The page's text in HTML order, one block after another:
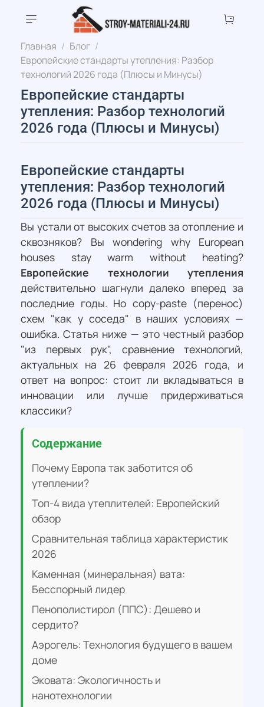
Главная
Блог
Европейские стандарты утепления: Разбор
технологий 2026 года (Плюсы и Минусы)
Европейские стандарты
утепления: Разбор технологий
2026 года (Плюсы и Минусы)
Европейские стандарты
утепления: Разбор технологий
2026 года (Плюсы и Минусы)
Вы устали от высоких счетов за отопление и
сквозняков? Вы wondering why European
houses stay warm without heating?
Европейские технологии утепления
действительно шагнули далеко вперед за
последние годы. Но copy-paste (перенос)
схем "как у соседа" в наших условиях —
ошибка. Статья ниже — это честный разбор
"из первых рук", сравнение технологий,
актуальных на 26 февраля 2026 года, и
ответ на вопрос: стоит ли вкладываться в
инновации или лучше придерживаться
классики?
Содержание
Почему Европа так заботится об
утеплении?
Топ-4 вида утеплителей: Европейский
обзор
Сравнительная таблица характеристик
2026
Каменная (минеральная) вата:
Бесспорный лидер
Пенополистирол (ППС): Дешево и
сердито?
Аэрогель: Технология будущего в вашем
доме
Эковата: Экологичность и
нанотехнологии